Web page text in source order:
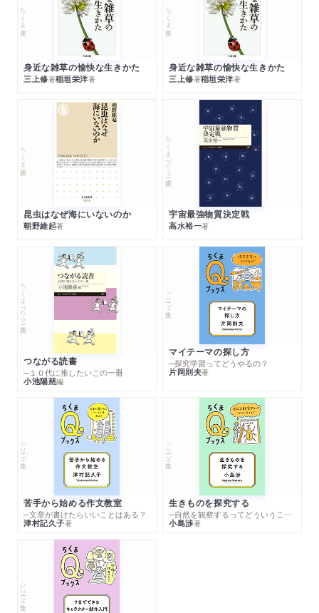
ちくま文庫
身近な雑草の愉快な生きかた
三上修著稲垣栄洋著
ちくま文庫
身近な雑草の愉快な生きかた
三上修著稲垣栄洋著
ちくま新書
昆虫はなぜ海にいないのか
朝野維起著
ちくまプリマー新書
宇宙最強物質決定戦
高水裕一著
ちくまプリマー新書
つながる読書
─１０代に推したいこの一冊
小池陽慈編
シリーズ・全集
マイテーマの探し方
─探究学習ってどうやるの？
片岡則夫著
シリーズ・全集
苦手から始める作文教室
─文章が書けたらいいことはある？
津村記久子著
シリーズ・全集
生きものを探究する
─自然を観察するってどういうこと？
小島渉著
シリーズ・全集